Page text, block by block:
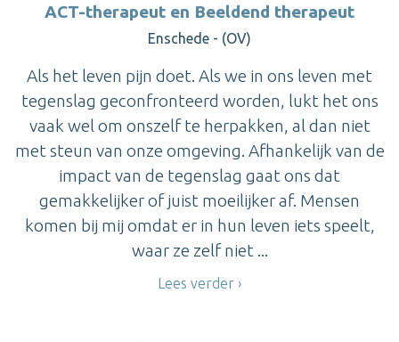
ACT-therapeut en Beeldend therapeut
Enschede - (OV)
Als het leven pijn doet. Als we in ons leven met
tegenslag geconfronteerd worden, lukt het ons
vaak wel om onszelf te herpakken, al dan niet
met steun van onze omgeving. Afhankelijk van de
impact van de tegenslag gaat ons dat
gemakkelijker of juist moeilijker af. Mensen
komen bij mij omdat er in hun leven iets speelt,
waar ze zelf niet ...
Lees verder